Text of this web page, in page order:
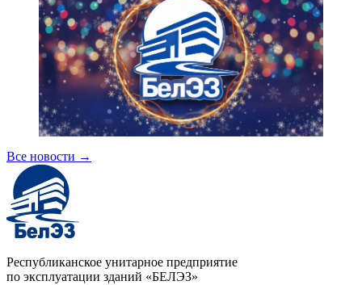
Все новости →
Республиканское унитарное предприятие
по эксплуатации зданий «БЕЛЭЗ»